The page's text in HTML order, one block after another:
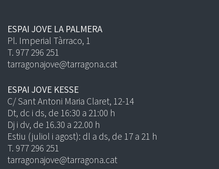
ESPAI JOVE LA PALMERA
Pl. Imperial Tàrraco, 1
T. 977 296 251
tarragonajove@tarragona.cat
ESPAI JOVE KESSE
C/ Sant Antoni Maria Claret, 12-14
Dt, dc i ds, de 16:30 a 21:00 h
Dj i dv, de 16.30 a 22.00 h
Estiu (juliol i agost): dl a ds, de 17 a 21 h
T. 977 296 251
tarragonajove@tarragona.cat